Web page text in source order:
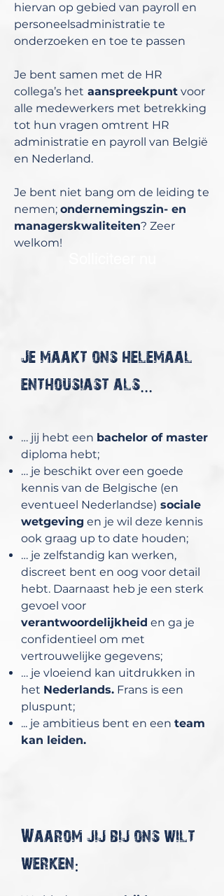
hiervan op gebied van payroll en
personeelsadministratie te
onderzoeken en toe te passen
Je bent samen met de HR
collega’s het aanspreekpunt voor
alle medewerkers met betrekking
tot hun vragen omtrent HR
administratie en payroll van België
en Nederland.
Je bent niet bang om de leiding te
nemen; ondernemingszin- en
managerskwaliteiten? Zeer
welkom!
Je maakt ons helemaal
enthousiast als...
… jij hebt een bachelor of master
diploma hebt;
… je beschikt over een goede
kennis van de Belgische (en
eventueel Nederlandse) sociale
wetgeving en je wil deze kennis
ook graag up to date houden;
… je zelfstandig kan werken,
discreet bent en oog voor detail
hebt. Daarnaast heb je een sterk
gevoel voor
verantwoordelijkheid en ga je
confidentieel om met
vertrouwelijke gegevens;
… je vloeiend kan uitdrukken in
het Nederlands. Frans is een
pluspunt;
... je ambitieus bent en een team
kan leiden.
Waarom jij bij ons wilt
werken: